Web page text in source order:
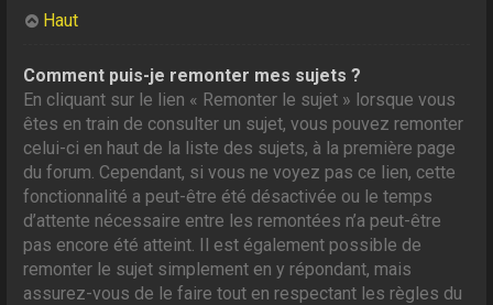
Haut
Comment puis-je remonter mes sujets ?
En cliquant sur le lien « Remonter le sujet » lorsque vous
êtes en train de consulter un sujet, vous pouvez remonter
celui-ci en haut de la liste des sujets, à la première page
du forum. Cependant, si vous ne voyez pas ce lien, cette
fonctionnalité a peut-être été désactivée ou le temps
d’attente nécessaire entre les remontées n’a peut-être
pas encore été atteint. Il est également possible de
remonter le sujet simplement en y répondant, mais
assurez-vous de le faire tout en respectant les règles du